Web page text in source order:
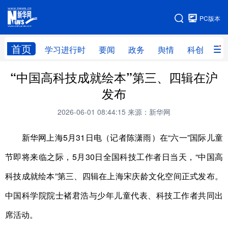
PC版本
首页 学习进行时 要闻 政务 舆情 科创 产
网站地图
首页 学习进行时 要闻 政务
民生
房产 体育 健康 图片
信息 廉政 原创 长三角频道
“中国高科技成就绘本”第三、四辑在沪
发布
2026-06-01 08:44:15 来源：新华网
新华网上海5月31日电（记者陈潇雨）在“六一”国际儿童
节即将来临之际，5月30日全国科技工作者日当天，“中国高
科技成就绘本”第三、四辑在上海宋庆龄文化空间正式发布。
中国科学院院士褚君浩与少年儿童代表、科技工作者共同出
席活动。